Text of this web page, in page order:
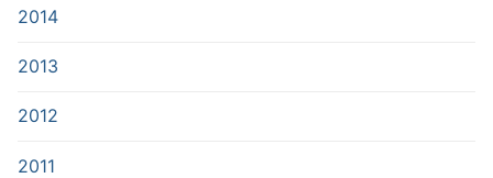
2014
2013
2012
2011